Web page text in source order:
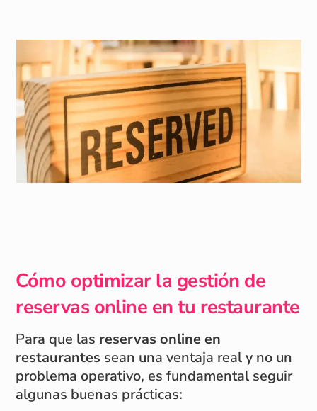
Cómo optimizar la gestión de
reservas online en tu restaurante
Para que las reservas online en
restaurantes sean una ventaja real y no un
problema operativo, es fundamental seguir
algunas buenas prácticas: